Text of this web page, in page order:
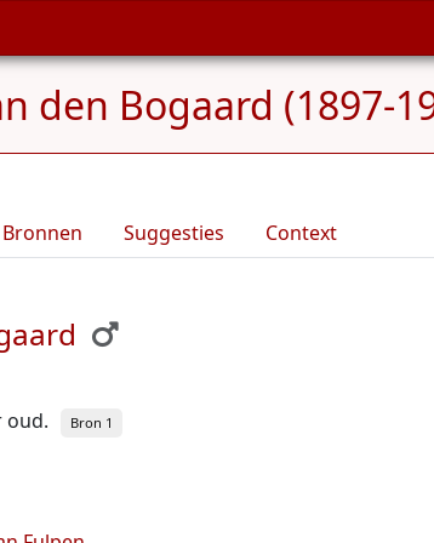
den Bogaard (1897-
Bronnen Suggesties Context
oud. Bron 1